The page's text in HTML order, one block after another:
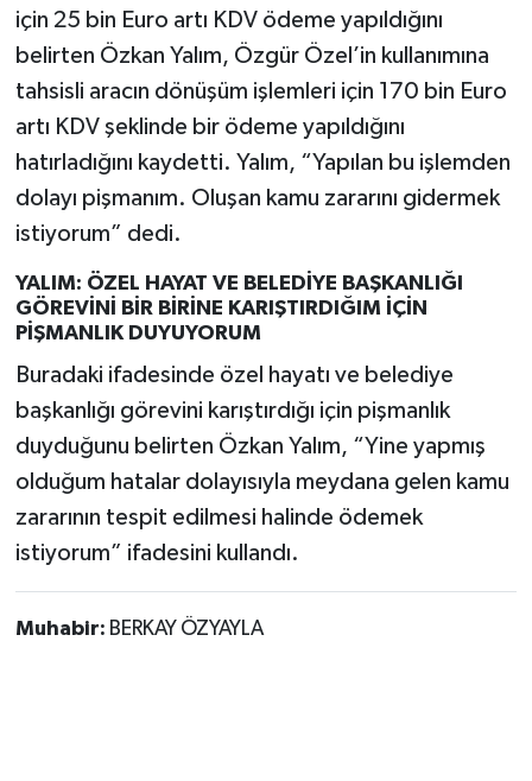
için 25 bin Euro artı KDV ödeme yapıldığını
belirten Özkan Yalım, Özgür Özel’in kullanımına
tahsisli aracın dönüşüm işlemleri için 170 bin Euro
artı KDV şeklinde bir ödeme yapıldığını
hatırladığını kaydetti. Yalım, “Yapılan bu işlemden
dolayı pişmanım. Oluşan kamu zararını gidermek
istiyorum” dedi.
YALIM: ÖZEL HAYAT VE BELEDİYE BAŞKANLIĞI
GÖREVİNİ BİR BİRİNE KARIŞTIRDIĞIM İÇİN
PİŞMANLIK DUYUYORUM
Buradaki ifadesinde özel hayatı ve belediye
başkanlığı görevini karıştırdığı için pişmanlık
duyduğunu belirten Özkan Yalım, “Yine yapmış
olduğum hatalar dolayısıyla meydana gelen kamu
zararının tespit edilmesi halinde ödemek
istiyorum” ifadesini kullandı.
Muhabir: BERKAY ÖZYAYLA